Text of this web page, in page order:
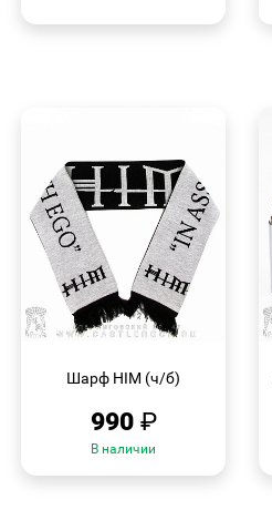
Шарф HIM (ч/б)
990 ₽
В наличии